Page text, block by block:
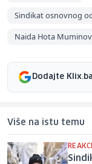
Sindikat osnovnog
Naida Hota
Dodajte
Više na istu temu